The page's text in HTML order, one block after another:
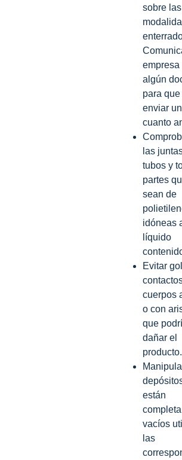
sobre las
empresa
algún
para
enviar
cuanto
las
tubos y
partes
sean de
idóneas
líquido
Evitar
cuerpos
o con
que
dañar el
producto.
están
vacíos
las